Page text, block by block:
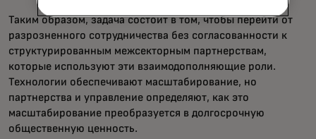
Таким образом, задача состоит в том, чтобы перейти от
разрозненного сотрудничества без согласованности к
структурированным межсекторным партнерствам,
которые используют эти взаимодополняющие роли.
Технологии обеспечивают масштабирование, но
партнерства и управление определяют, как это
масштабирование преобразуется в долгосрочную
общественную ценность.